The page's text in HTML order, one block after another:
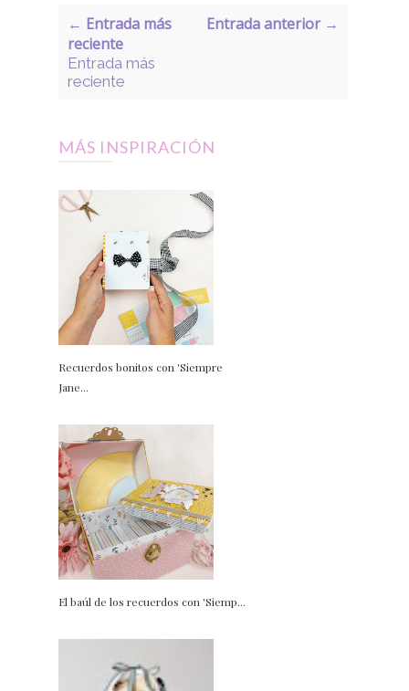
← Entrada más
reciente
Entrada más
reciente
Entrada anterior →
MÁS INSPIRACIÓN
Recuerdos bonitos con 'Siempre
Jane...
El baúl de los recuerdos con 'Siemp...